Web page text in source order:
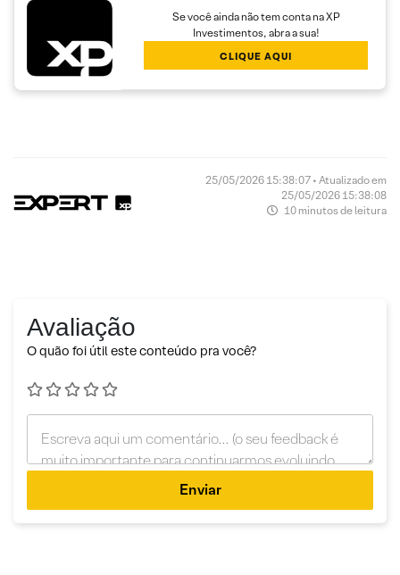
Se você ainda não tem conta na XP
Investimentos, abra a sua!
CLIQUE AQUI
25/05/2026 15:38:07 • Atualizado em
25/05/2026 15:38:08
10 minutos de leitura
Avaliação
O quão foi útil este conteúdo pra você?
Enviar